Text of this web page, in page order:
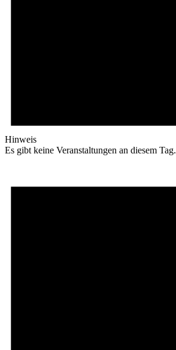
Hinweis
Es gibt keine Veranstaltungen an diesem Tag.